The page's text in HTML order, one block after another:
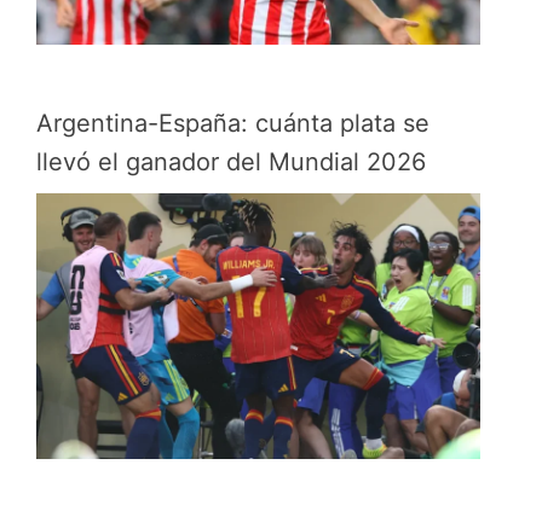
Argentina-España: cuánta plata se
llevó el ganador del Mundial 2026